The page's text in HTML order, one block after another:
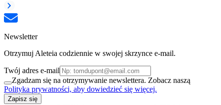
Newsletter
Otrzymuj Aleteia codziennie w swojej skrzynce e-mail.
Twój adres e-mail
Zgadzam się na otrzymywanie newslettera. Zobacz naszą
Polityka prywatności, aby dowiedzieć się więcej.
Zapisz się